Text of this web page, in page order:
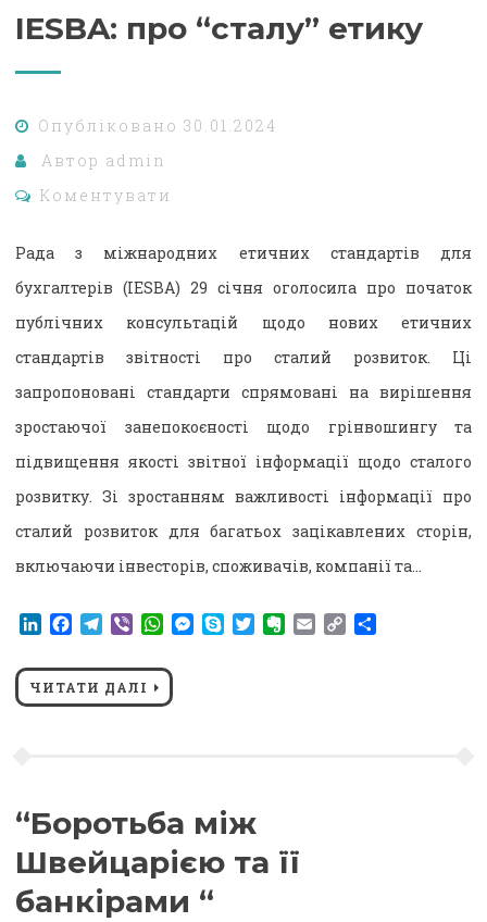
IESBA: про “сталу” етику
Опубліковано 30.01.2024
Автор admin
Коментувати
Рада з міжнародних етичних стандартів для
бухгалтерів (IESBA) 29 січня оголосила про початок
публічних консультацій щодо нових етичних
стандартів звітності про сталий розвиток. Ці
запропоновані стандарти спрямовані на вирішення
зростаючої занепокоєності щодо грінвошингу та
підвищення якості звітної інформації щодо сталого
розвитку. Зі зростанням важливості інформації про
сталий розвиток для багатьох зацікавлених сторін,
включаючи інвесторів, споживачів, компанії та…
LinkedIn
Facebook
Telegram
ViberWhatsApp
Messenger
SkypeTwitterEvernote
EmailCopy
ЧИТАТИ ДАЛІ
“Боротьба між
Швейцарією та її
банкірами “